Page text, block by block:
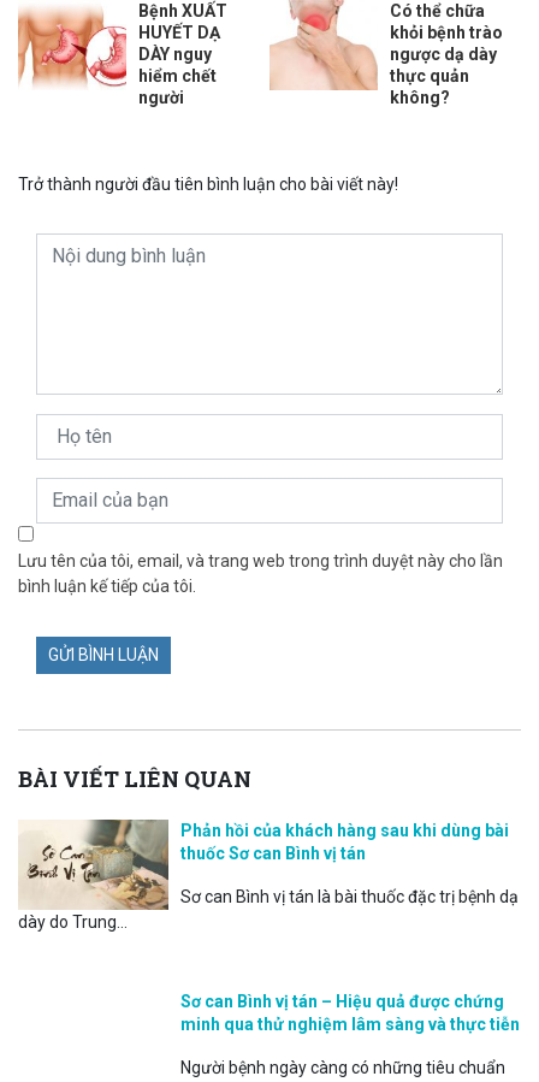
Bệnh XUẤT
HUYẾT DẠ
DÀY nguy
hiểm chết
người
Có thể chữa
khỏi bệnh trào
ngược dạ dày
thực quản
không?
Trở thành người đầu tiên bình luận cho bài viết này!
Lưu tên của tôi, email, và trang web trong trình duyệt này cho lần
bình luận kế tiếp của tôi.
BÀI VIẾT LIÊN QUAN
Phản hồi của khách hàng sau khi dùng bài
thuốc Sơ can Bình vị tán
Sơ can Bình vị tán là bài thuốc đặc trị bệnh dạ
dày do Trung...
Sơ can Bình vị tán – Hiệu quả được chứng
minh qua thử nghiệm lâm sàng và thực tiễn
Người bệnh ngày càng có những tiêu chuẩn